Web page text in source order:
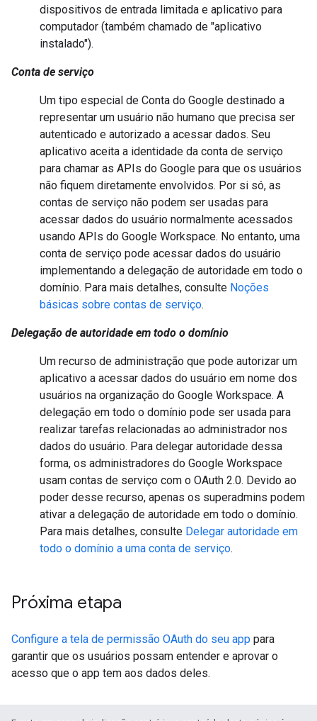
dispositivos de entrada limitada e aplicativo para
computador (também chamado de "aplicativo
instalado").
Conta de serviço
Um tipo especial de Conta do Google destinado a
representar um usuário não humano que precisa ser
autenticado e autorizado a acessar dados. Seu
aplicativo aceita a identidade da conta de serviço
para chamar as APIs do Google para que os usuários
não fiquem diretamente envolvidos. Por si só, as
contas de serviço não podem ser usadas para
acessar dados do usuário normalmente acessados
usando APIs do Google Workspace. No entanto, uma
conta de serviço pode acessar dados do usuário
implementando a delegação de autoridade em todo o
domínio. Para mais detalhes, consulte Noções
básicas sobre contas de serviço.
Delegação de autoridade em todo o domínio
Um recurso de administração que pode autorizar um
aplicativo a acessar dados do usuário em nome dos
usuários na organização do Google Workspace. A
delegação em todo o domínio pode ser usada para
realizar tarefas relacionadas ao administrador nos
dados do usuário. Para delegar autoridade dessa
forma, os administradores do Google Workspace
usam contas de serviço com o OAuth 2.0. Devido ao
poder desse recurso, apenas os superadmins podem
ativar a delegação de autoridade em todo o domínio.
Para mais detalhes, consulte Delegar autoridade em
todo o domínio a uma conta de serviço.
Próxima etapa
Configure a tela de permissão OAuth do seu app para
garantir que os usuários possam entender e aprovar o
acesso que o app tem aos dados deles.